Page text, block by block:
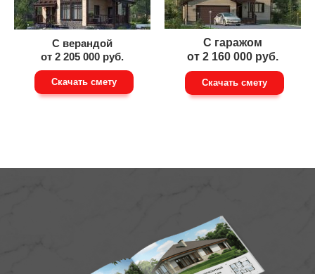
С верандой
от 2 205 000 руб.
Скачать смету
С гаражом
от 2 160 000 руб.
Скачать смету